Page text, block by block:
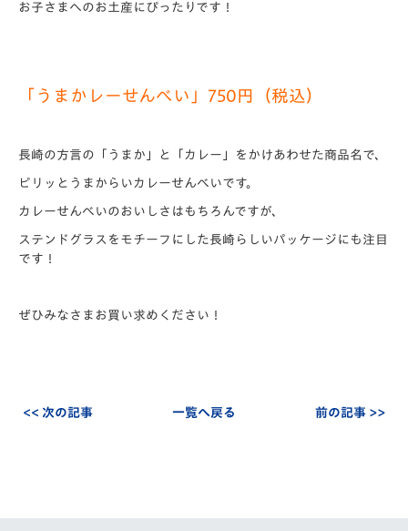
お子さまへのお土産にぴったりです！
「うまかレーせんべい」750円（税込）
長崎の方言の「うまか」と「カレー」をかけあわせた商品名で、
ピリッとうまからいカレーせんべいです。
カレーせんべいのおいしさはもちろんですが、
ステンドグラスをモチーフにした長崎らしいパッケージにも注目
です！
ぜひみなさまお買い求めください！
<< 次の記事 一覧へ戻る 前の記事 >>